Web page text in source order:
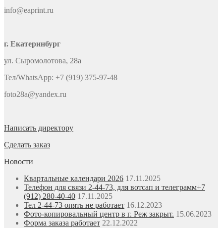
info@eaprint.ru
г. Екатеринбург
ул. Сыромолотова, 28а
Тел/WhatsApp: +7 (919) 375-97-48
foto28a@yandex.ru
Написать директору
Сделать заказ
Новости
Квартальные календари 2026 17.11.2025
Телефон для связи 2-44-73, для вотсап и телеграмм+7
(912) 280-40-40 17.11.2025
Тел 2-44-73 опять не работает 16.12.2023
Фото-копировальный центр в г. Реж закрыт. 15.06.2023
Форма заказа работает 22.12.2022